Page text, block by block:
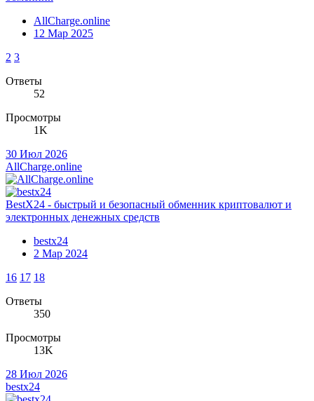
AllCharge.online
12 Мар 2025
2 3
Ответы
52
Просмотры
1K
30 Июл 2026
AllCharge.online
BestX24 - быстрый и безопасный обменник криптовалют и
электронных денежных средств
bestx24
2 Мар 2024
16 17 18
Ответы
350
Просмотры
13K
28 Июл 2026
bestx24